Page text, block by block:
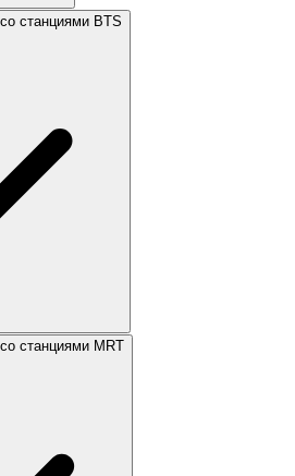
станциями BTS
станциями MRT